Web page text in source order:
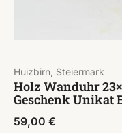
Huizbirn, Steiermark
Holz Wanduhr
Geschenk Unikat
59,00 €